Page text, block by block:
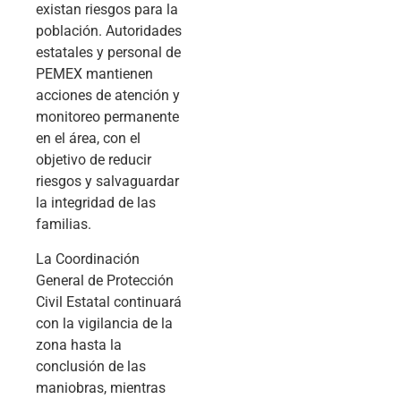
existan riesgos para la
población. Autoridades
estatales y personal de
PEMEX mantienen
acciones de atención y
monitoreo permanente
en el área, con el
objetivo de reducir
riesgos y salvaguardar
la integridad de las
familias.
La Coordinación
General de Protección
Civil Estatal continuará
con la vigilancia de la
zona hasta la
conclusión de las
maniobras, mientras